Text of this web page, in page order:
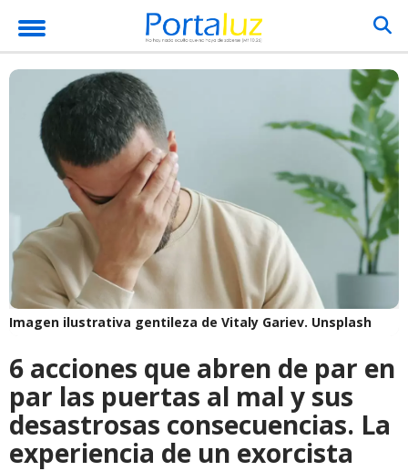
Imagen ilustrativa gentileza de Vitaly Gariev. Unsplash
6 acciones que abren de par en
par las puertas al mal y sus
desastrosas consecuencias. La
experiencia de un exorcista